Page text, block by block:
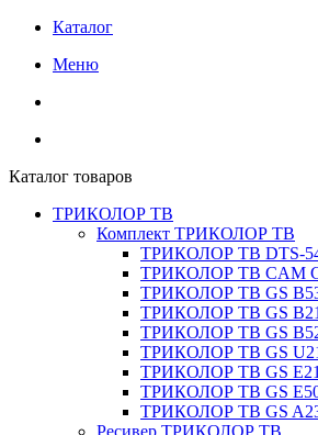
Каталог
Меню
Каталог товаров
ТРИКОЛОР ТВ
Комплект ТРИКОЛОР ТВ
ТРИКОЛОР ТВ DTS-
ТРИКОЛОР ТВ CAM
ТРИКОЛОР ТВ GS
ТРИКОЛОР ТВ GS
ТРИКОЛОР ТВ GS
ТРИКОЛОР ТВ GS
ТРИКОЛОР ТВ GS
ТРИКОЛОР ТВ GS
ТРИКОЛОР ТВ GS
Ресивер ТРИКОЛОР ТВ